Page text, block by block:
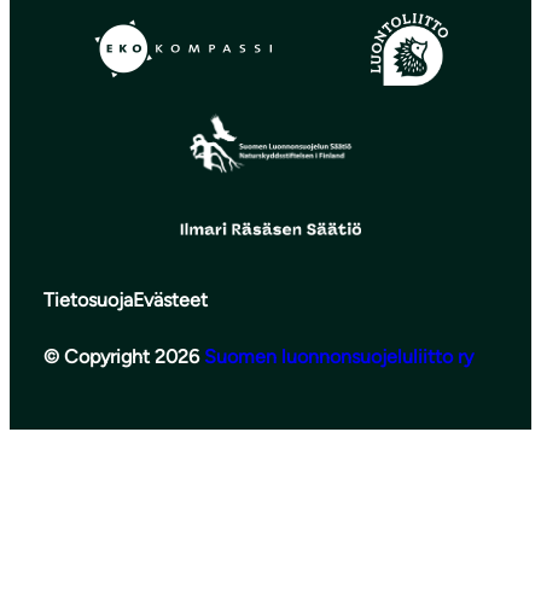
TietosuojaEvästeet
© Copyright 2026 Suomen luonnonsuojeluliitto ry